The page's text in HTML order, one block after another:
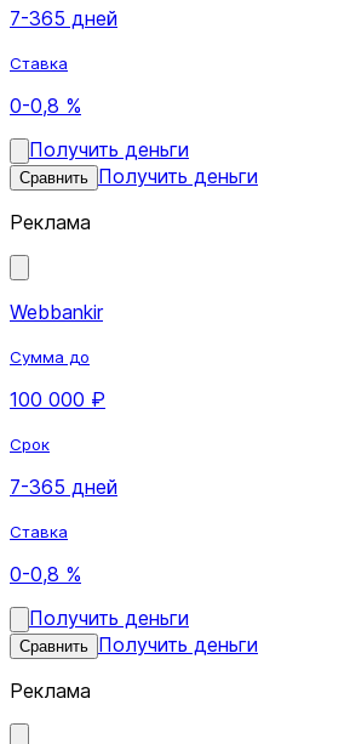
7-365 дней
Ставка
0-0,8 %
Получить деньги
Сравнить Получить деньги
Реклама
Webbankir
Сумма до
100 000 ₽
Срок
7-365 дней
Ставка
0-0,8 %
Получить деньги
Сравнить Получить деньги
Реклама